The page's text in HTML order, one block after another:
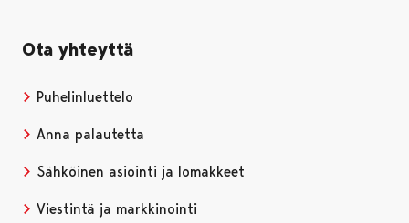
Ota yhteyttä
Puhelinluettelo
Anna palautetta
Sähköinen asiointi ja lomakkeet
Viestintä ja markkinointi